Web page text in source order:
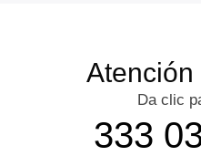
Da clic
333